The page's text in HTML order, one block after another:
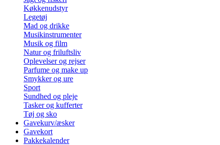
Køkkenudstyr
Legetøj
Mad og drikke
Musikinstrumenter
Musik og film
Natur og friluftsliv
Oplevelser og rejser
Parfume og make up
Smykker og ure
Sport
Sundhed og pleje
Tasker og kufferter
Tøj og sko
Gavekurv/æsker
Gavekort
Pakkekalender